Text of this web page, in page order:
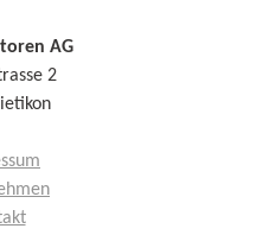
AG
2